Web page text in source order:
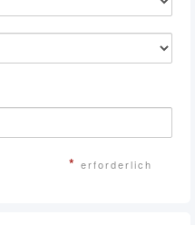
* erforderlich